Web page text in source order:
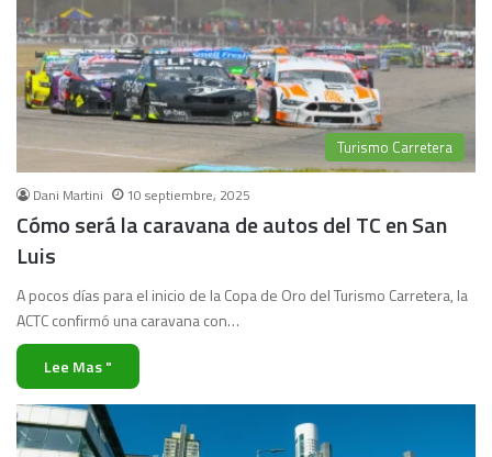
Turismo Carretera
Dani Martini 10 septiembre, 2025
Cómo será la caravana de autos del TC en San
Luis
A pocos días para el inicio de la Copa de Oro del Turismo Carretera, la
ACTC confirmó una caravana con…
Lee Mas "